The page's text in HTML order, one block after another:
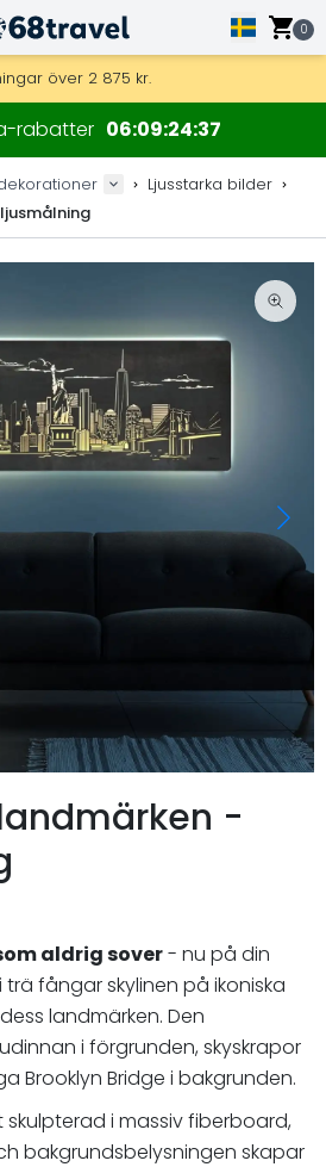
0
över 2 875 kr.
också tillgängligt.
dagar för träkartor och dekorationer.
rabatter 06 09 24 35
Ljusstarka bilder
-
aldrig sover- nu på din
fångar skylinen på ikoniska
landmärken. Den
i förgrunden, skyskrapor
Brooklyn Bridge i bakgrunden.
skulpterad i massiv fiberboard,
bakgrundsbelysningen skapar
Sök